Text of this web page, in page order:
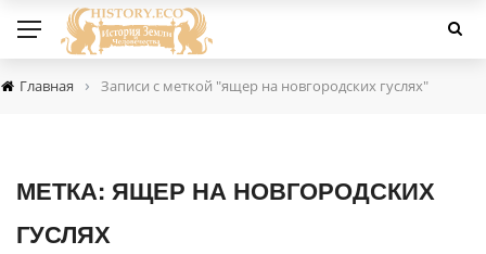
Главная › Записи с меткой "ящер на новгородских гуслях"
МЕТКА: ЯЩЕР НА НОВГОРОДСКИХ
ГУСЛЯХ